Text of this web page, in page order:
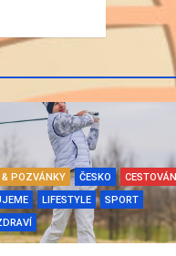
POZVÁNKY ČESKO
CESTOVÁNÍ
LIFESTYLE
SPORT